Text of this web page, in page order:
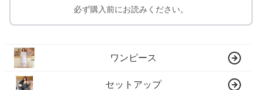
必ず購入前にお読みください。
ワンピース
セットアップ